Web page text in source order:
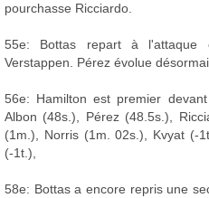
pourchasse Ricciardo.
55e: Bottas repart à
Verstappen. Pérez évolue
56e: Hamilton est premier
Albon (48s.), Pérez (48.5s.),
(1m.), Norris (1m. 02s.), Kvyat (-
(-1t.),
58e: Bottas a encore repris une